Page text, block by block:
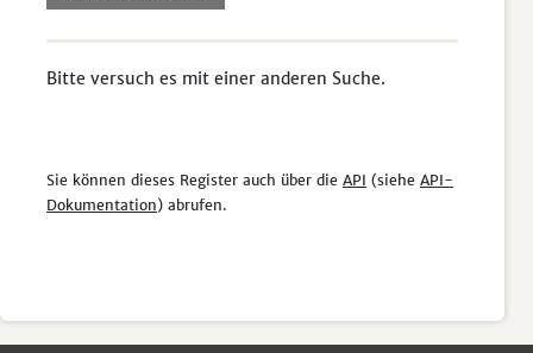
Bitte versuch es mit einer anderen Suche.
Sie können dieses Register auch über die API (siehe API-
Dokumentation) abrufen.